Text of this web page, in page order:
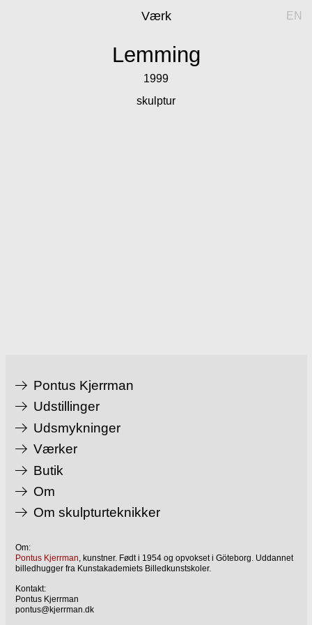
Værk EN
Lemming
1999
skulptur
Pontus Kjerrman
Udstillinger
Udsmykninger
Værker
Butik
Om
Om skulpturteknikker
Om:
Pontus Kjerrman, kunstner. Født i 1954 og opvokset i Göteborg. Uddannet
billedhugger fra Kunstakademiets Billedkunstskoler.
Kontakt:
Pontus Kjerrman
pontus@kjerrman.dk